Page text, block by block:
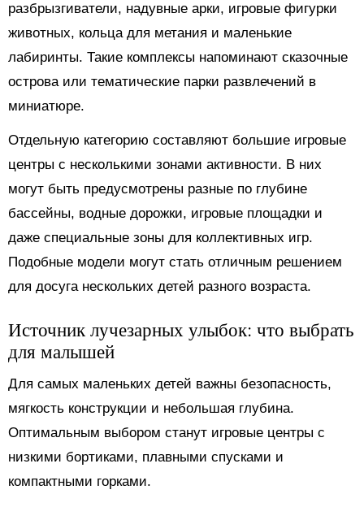
разбрызгиватели, надувные арки, игровые фигурки
животных, кольца для метания и маленькие
лабиринты. Такие комплексы напоминают сказочные
острова или тематические парки развлечений в
миниатюре.
Отдельную категорию составляют большие игровые
центры с несколькими зонами активности. В них
могут быть предусмотрены разные по глубине
бассейны, водные дорожки, игровые площадки и
даже специальные зоны для коллективных игр.
Подобные модели могут стать отличным решением
для досуга нескольких детей разного возраста.
Источник лучезарных улыбок: что выбрать
для малышей
Для самых маленьких детей важны безопасность,
мягкость конструкции и небольшая глубина.
Оптимальным выбором станут игровые центры с
низкими бортиками, плавными спусками и
компактными горками.